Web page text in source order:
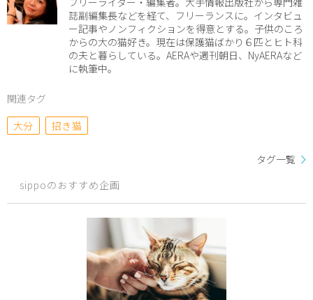
誌副編集長などを経て、フリーランスに。インタビュ
ー記事やノンフィクションを得意とする。子供のころ
からの大の猫好き。現在は保護猫ばかり６匹とヒト科
の夫と暮らしている。AERAや週刊朝日、NyAERAなど
に執筆中。
関連タグ
大分
招き猫
タグ一覧
sippoのおすすめ企画